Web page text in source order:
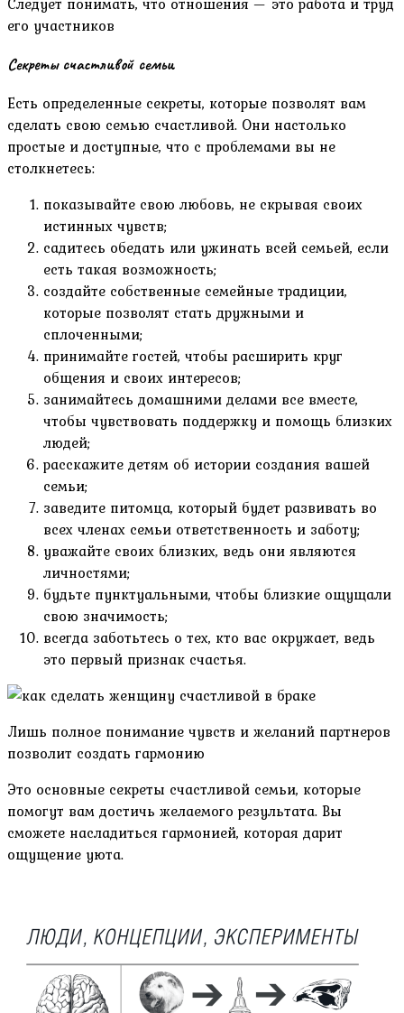
его участников
Секреты счастливой семьи
Есть определенные секреты, которые позволят вам
сделать свою семью счастливой. Они настолько
простые и доступные, что с проблемами вы не
столкнетесь:
показывайте свою любовь, не скрывая своих
истинных чувств;
садитесь обедать или ужинать всей семьей, если
есть такая возможность;
создайте собственные семейные традиции,
которые позволят стать дружными и
сплоченными;
принимайте гостей, чтобы расширить круг
общения и своих интересов;
занимайтесь домашними делами все вместе,
чтобы чувствовать поддержку и помощь близких
людей;
расскажите детям об истории создания вашей
семьи;
заведите питомца, который будет развивать во
всех членах семьи ответственность и заботу;
уважайте своих близких, ведь они являются
личностями;
будьте пунктуальными, чтобы близкие ощущали
свою значимость;
всегда заботьтесь о тех, кто вас окружает, ведь
это первый признак счастья.
Лишь полное понимание чувств и желаний партнеров
позволит создать гармонию
Это основные секреты счастливой семьи, которые
помогут вам достичь желаемого результата. Вы
сможете насладиться гармонией, которая дарит
ощущение уюта.